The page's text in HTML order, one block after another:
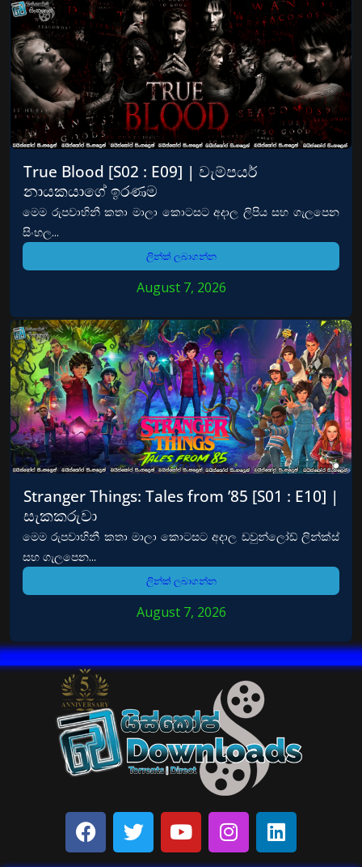
True Blood [S02 : E09] | වැම්පයර්
නායකයාගේ ඉරණම
මෙම රුපවාහිනී කතා මාලා කොටසට අදාල ලිපිය සහ ගැලපෙන
සිංහල...
ලින්ක් ලබාගන්න
August 7, 2026
Stranger Things: Tales from ’85 [S01 : E10] |
සැකකරුවා
මෙම රුපවාහිනී කතා මාලා කොටසට අදාල ඩවුන්ලෝඩ් ලින්ක්ස්
සහ ගැලපෙන...
ලින්ක් ලබාගන්න
August 7, 2026